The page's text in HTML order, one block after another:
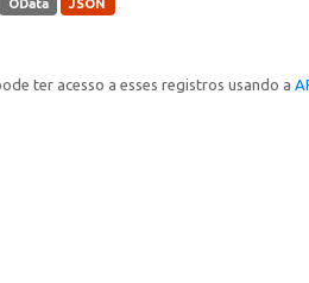
OData JSON
ter acesso a esses registros usando a